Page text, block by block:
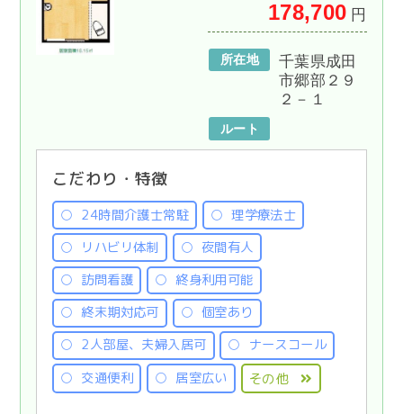
178,700 円
所在地
千葉県成田
市郷部２９
２－１
ルート
こだわり・特徴
24時間介護士常駐
理学療法士
リハビリ体制
夜間有人
訪問看護
終身利用可能
終末期対応可
個室あり
2人部屋、夫婦入居可
ナースコール
交通便利
居室広い その他